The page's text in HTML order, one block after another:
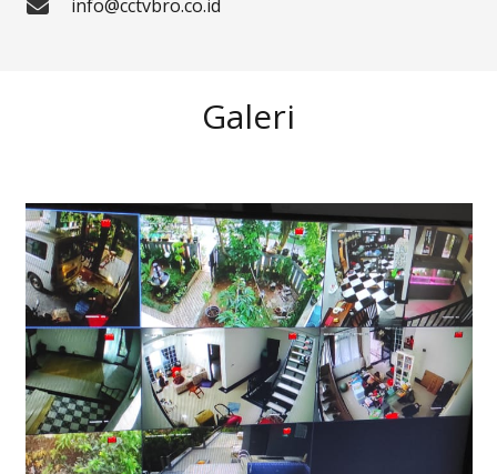
info@cctvbro.co.id
Galeri